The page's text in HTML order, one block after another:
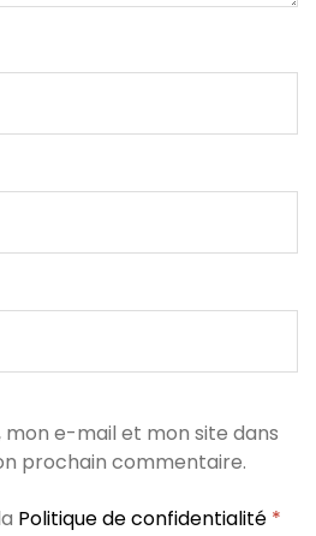
e-mail et mon site dans
prochain commentaire.
Politique de confidentialité *